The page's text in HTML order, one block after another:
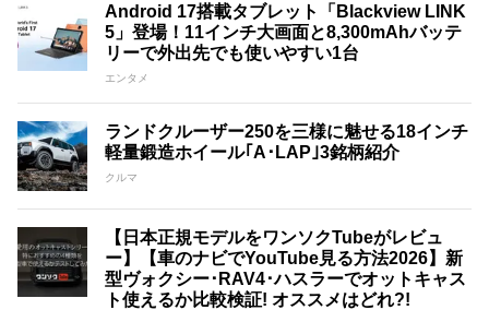
Android 17搭載タブレット「Blackview LINK
5」登場！11インチ大画面と8,300mAhバッテ
リーで外出先でも使いやすい1台
エンタメ
ランドクルーザー250を三様に魅せる18インチ
軽量鍛造ホイール｢A･LAP｣3銘柄紹介
クルマ
【日本正規モデルをワンソクTubeがレビュ
ー】【車のナビでYouTube見る方法2026】新
型ヴォクシー･RAV4･ハスラーでオットキャス
ト使えるか比較検証! オススメはどれ?!